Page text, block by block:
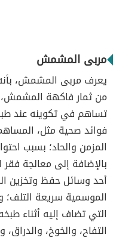
مربى المشمش
يعرف مربى المشمش، بأنه
من ثمار فاكهة
تساهم في تكوينه عند
فوائد صحية مثل،
المزمن والحاد؛ بسبب
بالإضافة إلى معالجة
أحد وسائل حفظ وتخزين
الموسمية سريعة التلف؛
التي تضاف إليه أثناء
التفاح، والخوخ، والدراق،